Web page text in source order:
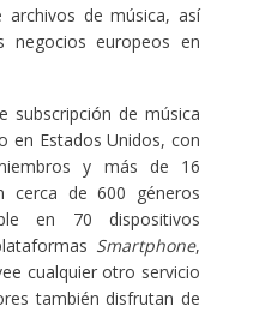
archivos de música, así
negocios europeos en
subscripción de música
en Estados Unidos, con
y más de 16
cerca de 600 géneros
en 70 dispositivos
Smartphone,
cualquier otro servicio
también disfrutan de